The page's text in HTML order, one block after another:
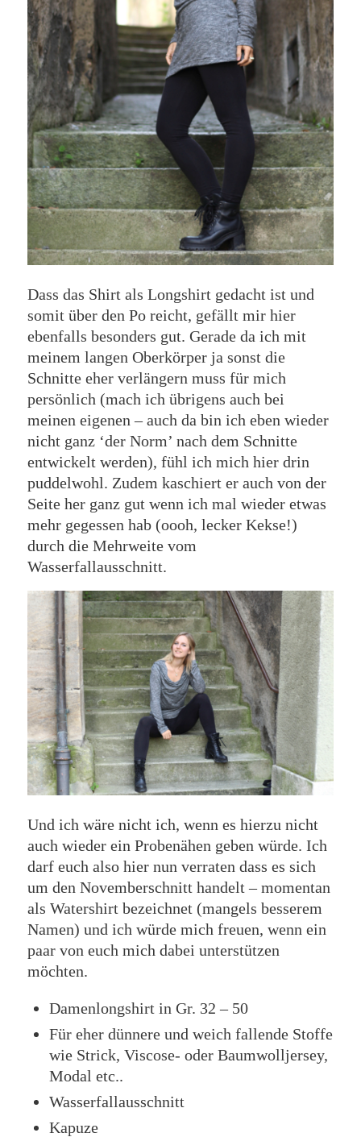
Dass das Shirt als Longshirt gedacht ist und
somit über den Po reicht, gefällt mir hier
ebenfalls besonders gut. Gerade da ich mit
meinem langen Oberkörper ja sonst die
Schnitte eher verlängern muss für mich
persönlich (mach ich übrigens auch bei
meinen eigenen – auch da bin ich eben wieder
nicht ganz ‘der Norm’ nach dem Schnitte
entwickelt werden), fühl ich mich hier drin
puddelwohl. Zudem kaschiert er auch von der
Seite her ganz gut wenn ich mal wieder etwas
mehr gegessen hab (oooh, lecker Kekse!)
durch die Mehrweite vom
Wasserfallausschnitt.
Und ich wäre nicht ich, wenn es hierzu nicht
auch wieder ein Probenähen geben würde. Ich
darf euch also hier nun verraten dass es sich
um den Novemberschnitt handelt – momentan
als Watershirt bezeichnet (mangels besserem
Namen) und ich würde mich freuen, wenn ein
paar von euch mich dabei unterstützen
möchten.
Damenlongshirt in Gr. 32 – 50
Für eher dünnere und weich fallende Stoffe
wie Strick, Viscose- oder Baumwolljersey,
Modal etc..
Wasserfallausschnitt
Kapuze